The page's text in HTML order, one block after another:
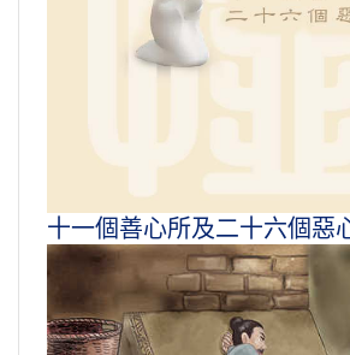
十一個善心所及二十六個惡